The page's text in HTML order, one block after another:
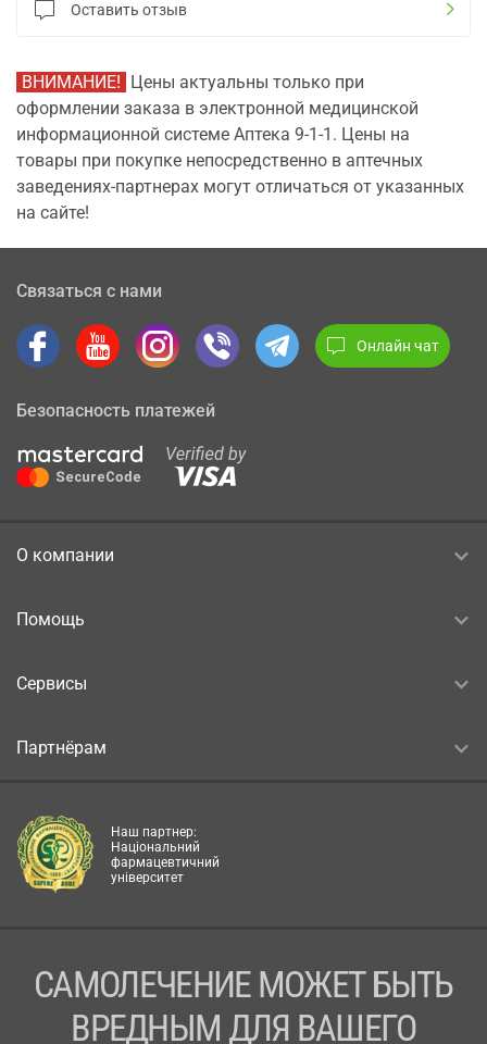
Оставить отзыв
ВНИМАНИЕ! Цены актуальны только при
оформлении заказа в электронной медицинской
информационной системе Аптека 9-1-1. Цены на
товары при покупке непосредственно в аптечных
заведениях-партнерах могут отличаться от указанных
на сайте!
Связаться с нами
Онлайн чат
Безопасность платежей
О компании
Помощь
Сервисы
Партнёрам
Наш партнер:
Національний
фармацевтичний
університет
САМОЛЕЧЕНИЕ МОЖЕТ БЫТЬ
ВРЕДНЫМ ДЛЯ ВАШЕГО